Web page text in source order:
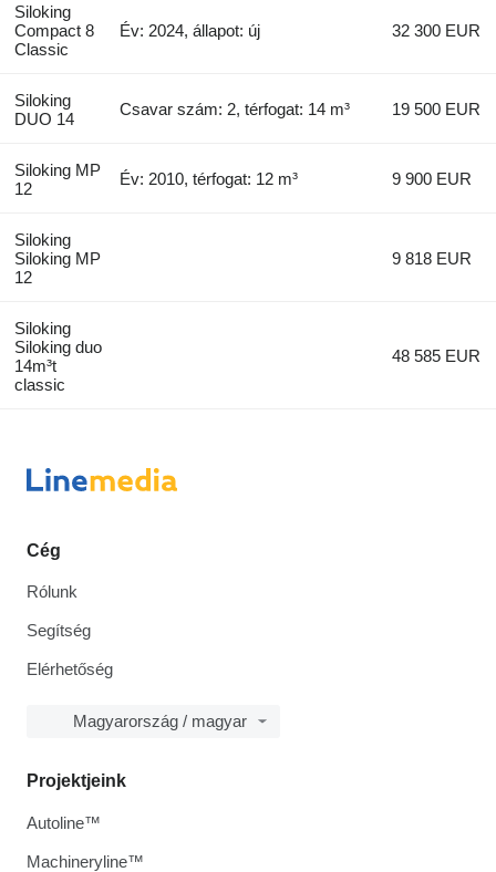
Siloking
Compact 8
Classic
Év: 2024, állapot: új 32 300 EUR
Siloking
DUO 14
Csavar szám: 2, térfogat: 14 m³ 19 500 EUR
Siloking MP
12
Év: 2010, térfogat: 12 m³ 9 900 EUR
Siloking
Siloking MP
12
9 818 EUR
Siloking
Siloking duo
14m³t
classic
48 585 EUR
Cég
Rólunk
Segítség
Elérhetőség
Magyarország / magyar
Projektjeink
Autoline™
Machineryline™